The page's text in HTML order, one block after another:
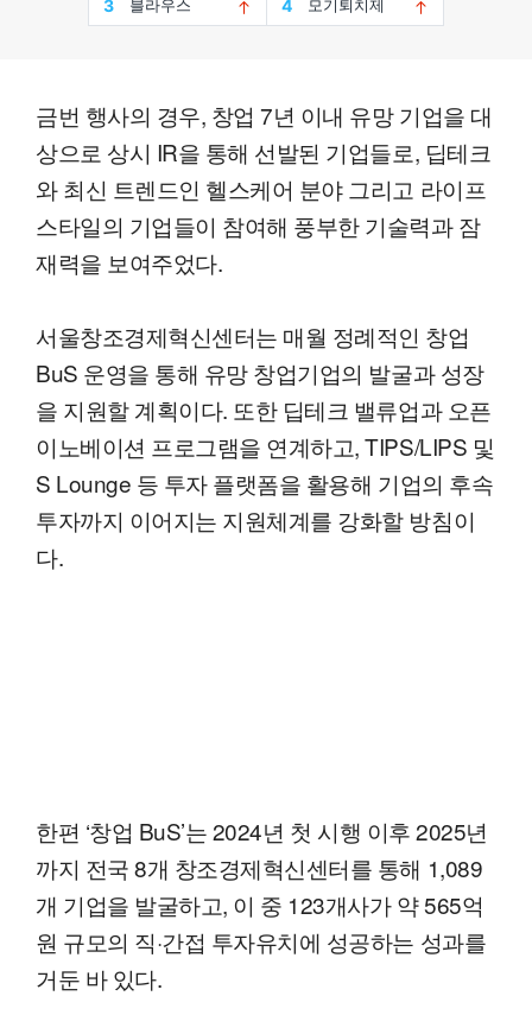
금번 행사의 경우, 창업 7년 이내 유망 기업을 대
상으로 상시 IR을 통해 선발된 기업들로, 딥테크
와 최신 트렌드인 헬스케어 분야 그리고 라이프
스타일의 기업들이 참여해 풍부한 기술력과 잠
재력을 보여주었다.
서울창조경제혁신센터는 매월 정례적인 창업
BuS 운영을 통해 유망 창업기업의 발굴과 성장
을 지원할 계획이다. 또한 딥테크 밸류업과 오픈
이노베이션 프로그램을 연계하고, TIPS/LIPS 및
S Lounge 등 투자 플랫폼을 활용해 기업의 후속
투자까지 이어지는 지원체계를 강화할 방침이
다.
한편 ‘창업 BuS’는 2024년 첫 시행 이후 2025년
까지 전국 8개 창조경제혁신센터를 통해 1,089
개 기업을 발굴하고, 이 중 123개사가 약 565억
원 규모의 직·간접 투자유치에 성공하는 성과를
거둔 바 있다.